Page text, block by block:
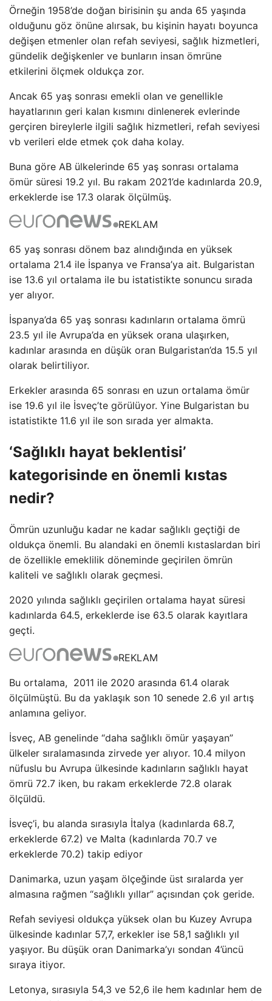
Örneğin 1958’de doğan birisinin şu anda 65 yaşında
olduğunu göz önüne alırsak, bu kişinin hayatı boyunca
değişen etmenler olan refah seviyesi, sağlık hizmetleri,
gündelik değişkenler ve bunların insan ömrüne
etkilerini ölçmek oldukça zor.
Ancak 65 yaş sonrası emekli olan ve genellikle
hayatlarının geri kalan kısmını dinlenerek evlerinde
gerçiren bireylerle ilgili sağlık hizmetleri, refah seviyesi
vb verileri elde etmek çok daha kolay.
Buna göre AB ülkelerinde 65 yaş sonrası ortalama
ömür süresi 19.2 yıl. Bu rakam 2021’de kadınlarda 20.9,
erkeklerde ise 17.3 olarak ölçülmüş.
REKLAM
65 yaş sonrası dönem baz alındığında en yüksek
ortalama 21.4 ile İspanya ve Fransa’ya ait. Bulgaristan
ise 13.6 yıl ortalama ile bu istatistikte sonuncu sırada
yer alıyor.
İspanya’da 65 yaş sonrası kadınların ortalama ömrü
23.5 yıl ile Avrupa’da en yüksek orana ulaşırken,
kadınlar arasında en düşük oran Bulgaristan’da 15.5 yıl
olarak belirtiliyor.
Erkekler arasında 65 sonrası en uzun ortalama ömür
ise 19.6 yıl ile İsveç’te görülüyor. Yine Bulgaristan bu
istatistikte 11.6 yıl ile son sırada yer almakta.
‘Sağlıklı hayat beklentisi’
kategorisinde en önemli kıstas
nedir?
Ömrün uzunluğu kadar ne kadar sağlıklı geçtiği de
oldukça önemli. Bu alandaki en önemli kıstaslardan biri
de özellikle emeklilik döneminde geçirilen ömrün
kaliteli ve sağlıklı olarak geçmesi.
2020 yılında sağlıklı geçirilen ortalama hayat süresi
kadınlarda 64.5, erkeklerde ise 63.5 olarak kayıtlara
geçti.
REKLAM
Bu ortalama, 2011 ile 2020 arasında 61.4 olarak
ölçülmüştü. Bu da yaklaşık son 10 senede 2.6 yıl artış
anlamına geliyor.
İsveç, AB genelinde “daha sağlıklı ömür yaşayan”
ülkeler sıralamasında zirvede yer alıyor. 10.4 milyon
nüfuslu bu Avrupa ülkesinde kadınların sağlıklı hayat
ömrü 72.7 iken, bu rakam erkeklerde 72.8 olarak
ölçüldü.
İsveç’i, bu alanda sırasıyla İtalya (kadınlarda 68.7,
erkeklerde 67.2) ve Malta (kadınlarda 70.7 ve
erkeklerde 70.2) takip ediyor
Danimarka, uzun yaşam ölçeğinde üst sıralarda yer
almasına rağmen “sağlıklı yıllar” açısından çok geride.
Refah seviyesi oldukça yüksek olan bu Kuzey Avrupa
ülkesinde kadınlar 57,7, erkekler ise 58,1 sağlıklı yıl
yaşıyor. Bu düşük oran Danimarka’yı sondan 4’üncü
sıraya itiyor.
Letonya, sırasıyla 54,3 ve 52,6 ile hem kadınlar hem de